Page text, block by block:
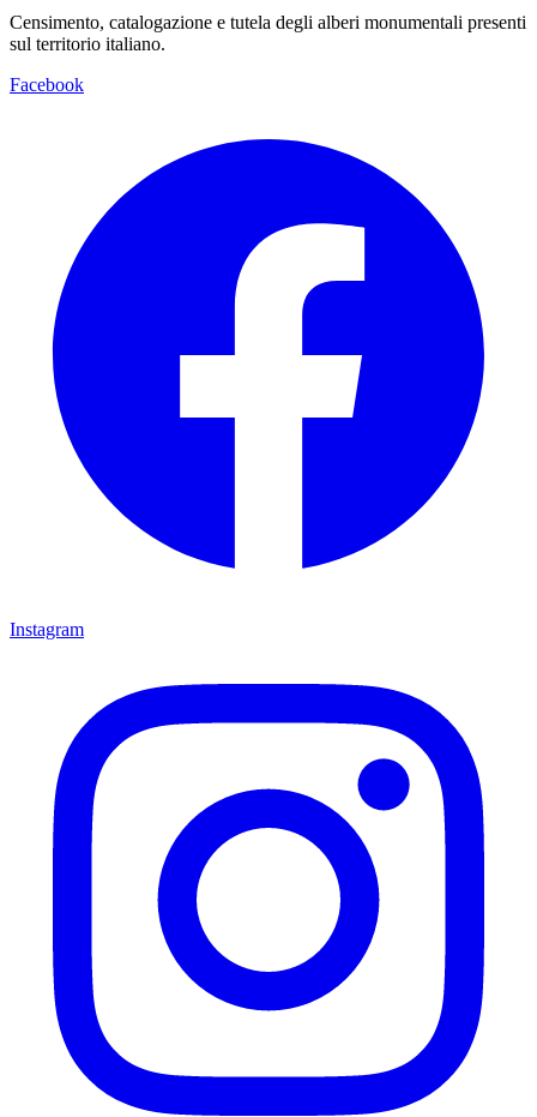
Censimento, catalogazione e tutela degli alberi monumentali presenti
sul territorio italiano.
Facebook
Instagram